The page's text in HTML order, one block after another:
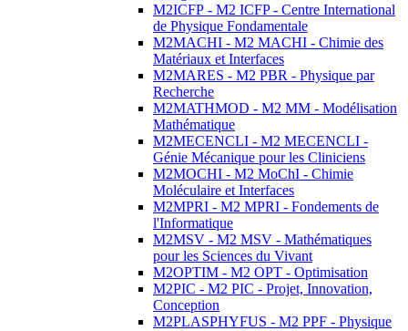
M2ICFP - M2 ICFP - Centre International
de Physique Fondamentale
M2MACHI - M2 MACHI - Chimie des
Matériaux et Interfaces
M2MARES - M2 PBR - Physique par
Recherche
M2MATHMOD - M2 MM - Modélisation
Mathématique
M2MECENCLI - M2 MECENCLI -
Génie Mécanique pour les Cliniciens
M2MOCHI - M2 MoChI - Chimie
Moléculaire et Interfaces
M2MPRI - M2 MPRI - Fondements de
l'Informatique
M2MSV - M2 MSV - Mathématiques
pour les Sciences du Vivant
M2OPTIM - M2 OPT - Optimisation
M2PIC - M2 PIC - Projet, Innovation,
Conception
M2PLASPHYFUS - M2 PPF - Physique